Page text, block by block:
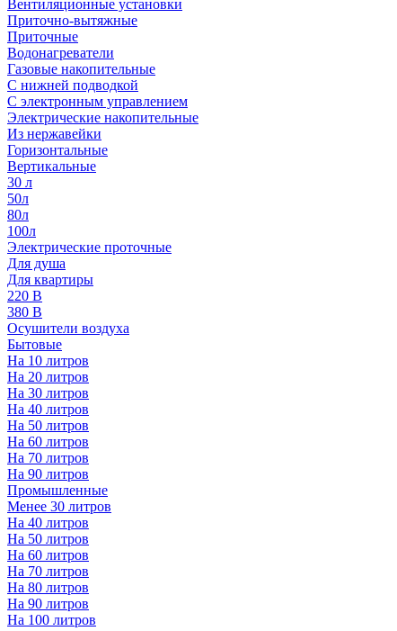
Вентиляционные установки
Приточно-вытяжные
Приточные
Водонагреватели
Газовые накопительные
С нижней подводкой
С электронным управлением
Электрические накопительные
Из нержавейки
Горизонтальные
Вертикальные
30 л
50л
80л
100л
Электрические проточные
Для душа
Для квартиры
220 В
380 В
Осушители воздуха
Бытовые
На 10 литров
На 20 литров
На 30 литров
На 40 литров
На 50 литров
На 60 литров
На 70 литров
На 90 литров
Промышленные
Менее 30 литров
На 40 литров
На 50 литров
На 60 литров
На 70 литров
На 80 литров
На 90 литров
На 100 литров